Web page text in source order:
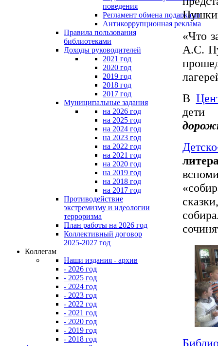
поведения
Регламент обмена подарками
Антикоррупционная реклама
Правила пользования
библиотеками
Доходы руководителей
2021 год
2020 год
2019 год
2018 год
2017 год
Муниципальные задания
на 2026 год
на 2025 год
на 2024 год
на 2023 год
на 2022 год
на 2021 год
на 2020 год
на 2019 год
на 2018 год
на 2017 год
Противодействие
экстремизму и идеологии
терроризма
План работы на 2026 год
Коллективный договор
2025-2027 год
Коллегам
Наши издания - архив
- 2026 год
- 2025 год
- 2024 год
- 2023 год
- 2022 год
- 2021 год
- 2020 год
- 2019 год
- 2018 год
«Что
А.С.
В
дети